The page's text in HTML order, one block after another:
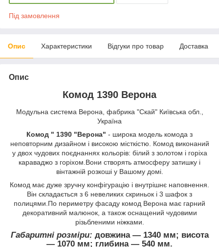
Під замовлення
Опис Характеристики Відгуки про товар Доставка
Опис
Комод 1390 Верона
Модульна система Верона, фабрика "Скай" Київська обл.,
Україна
Комод " 1390 "Верона" - широка модель комода з
неповторним дизайном і високою місткістю. Комод виконаний
у двох чудових поєднаннях кольорів: білий з золотом і горіха
караваджо з горіхом.Вони створять атмосферу затишку і
вінтажній розкоші у Вашому домі.
Комод має дуже зручну конфігурацію і внутрішнє наповнення.
Він складається з 6 невеликих скриньок і 3 шафок з
полицями.По периметру фасаду комод Верона має гарний
декоративний малюнок, а також оснащений чудовими
різьбленими ніжками.
Габаритні розміри: довжина ― 1340 мм; висота
― 1070 мм; глибина ― 540 мм.